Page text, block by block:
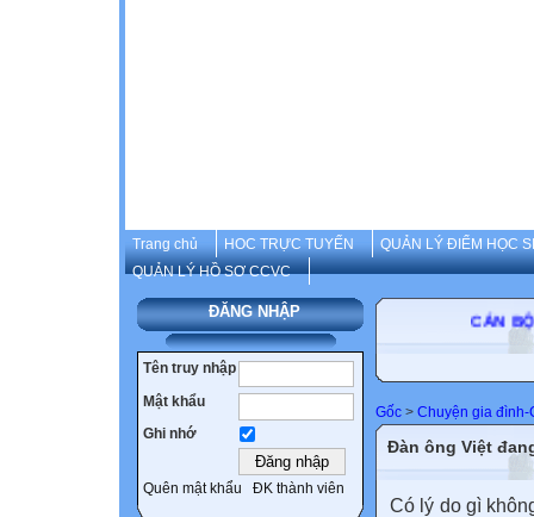
Trang chủ HOC TRỰC TUYẾN
QUẢN LÝ ĐIỂM HỌC
QUẢN LÝ HỒ SƠ CCVC
ĐĂNG NHẬP
Tên truy nhập
Mật khẩu
Ghi nhớ
Quên mật khẩu ĐK thành viên
CÁN BỘ-GIÁO
Gốc > Chuyện gia đình-
Đàn ông Việt
Có lý do gì